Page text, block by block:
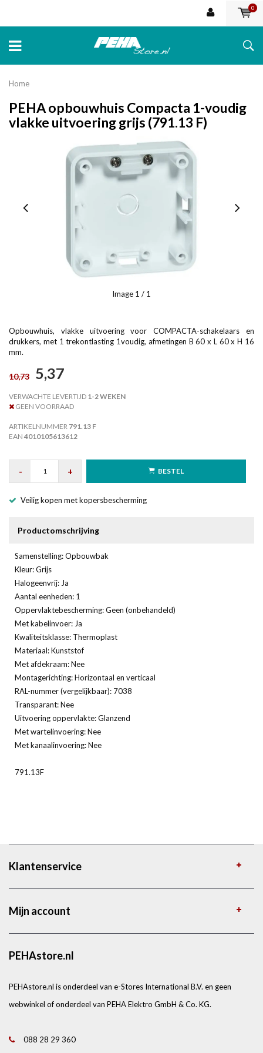
0
Home
PEHA opbouwhuis Compacta 1-voudig
vlakke uitvoering grijs (791.13 F)
Image 1 / 1
Opbouwhuis, vlakke uitvoering voor COMPACTA-schakelaars en
drukkers, met 1 trekontlasting 1voudig, afmetingen B 60 x L 60 x H 16
mm.
10,73 5,37
VERWACHTE LEVERTIJD 1-2 WEKEN
GEEN VOORRAAD
ARTIKELNUMMER 791.13 F
EAN 4010105613612
- + BESTEL
Veilig kopen met kopersbescherming
Productomschrijving
Samenstelling: Opbouwbak
Kleur: Grijs
Halogeenvrij: Ja
Aantal eenheden: 1
Oppervlaktebescherming: Geen (onbehandeld)
Met kabelinvoer: Ja
Kwaliteitsklasse: Thermoplast
Materiaal: Kunststof
Met afdekraam: Nee
Montagerichting: Horizontaal en verticaal
RAL-nummer (vergelijkbaar): 7038
Transparant: Nee
Uitvoering oppervlakte: Glanzend
Met wartelinvoering: Nee
Met kanaalinvoering: Nee
791.13F
Klantenservice
Mijn account
PEHAstore.nl
PEHAstore.nl is onderdeel van e-Stores International B.V. en geen
webwinkel of onderdeel van PEHA Elektro GmbH & Co. KG.
088 28 29 360